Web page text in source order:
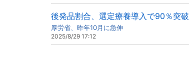
後発品割合、選定療養導入で90％突破
厚労省、昨年10月に急伸
2025/8/29 17:12